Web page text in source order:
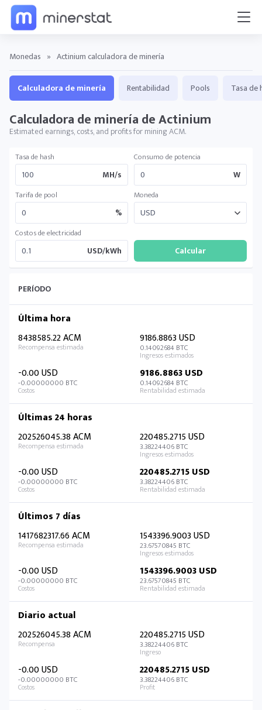
Monedas » Actinium calculadora de minería
Calculadora de minería Rentabilidad Pools Tasa de
Calculadora de minería de Actinium
Estimated earnings, costs, and profits for mining ACM.
Tasa de hash
MH/s
Consumo de potencia
W
Tarifa de pool
%
Moneda
Costos de electricidad
USD/kWh
PERÍODO
Última hora
8438585.22 ACM
9186.8863 USD
0.14092684 BTC
-0.00 USD
-0.00000000 BTC
9186.8863 USD
0.14092684 BTC
Últimas 24 horas
202526045.38 ACM
220485.2715 USD
3.38224406 BTC
-0.00 USD
-0.00000000 BTC
220485.2715 USD
3.38224406 BTC
Últimos 7 días
1417682317.66 ACM
1543396.9003 USD
23.67570845 BTC
-0.00 USD
-0.00000000 BTC
1543396.9003 USD
23.67570845 BTC
Diario actual
202526045.38 ACM
220485.2715 USD
3.38224406 BTC
-0.00 USD
-0.00000000 BTC
220485.2715 USD
3.38224406 BTC